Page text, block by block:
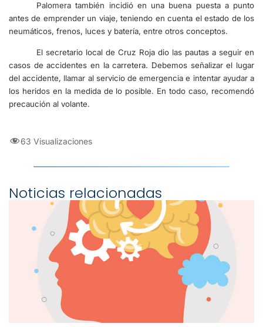
Palomera también incidió en una buena puesta a punto
antes de emprender un viaje, teniendo en cuenta el estado de los
neumáticos, frenos, luces y batería, entre otros conceptos.
El secretario local de Cruz Roja dio las pautas a seguir en
casos de accidentes en la carretera. Debemos señalizar el lugar
del accidente, llamar al servicio de emergencia e intentar ayudar a
los heridos en la medida de lo posible. En todo caso, recomendó
precaución al volante.
63 Visualizaciones
Noticias relacionadas